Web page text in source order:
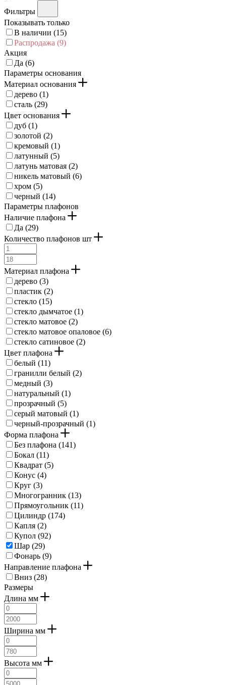
Фильтры
Показывать только
В наличии (15)
Распродажа (9)
Акция
Да (6)
Параметры основания
Материал основания
дерево (1)
сталь (29)
Цвет основания
дуб (1)
золотой (2)
кремовый (1)
латунный (5)
латунь матовая (2)
никель матовый (6)
хром (5)
черный (14)
Параметры плафонов
Наличие плафона
Да (29)
Количество плафонов шт
Материал плафона
дерево (3)
пластик (2)
стекло (15)
стекло дымчатое (1)
стекло матовое (2)
стекло матовое опаловое (6)
стекло сатиновое (2)
Цвет плафона
белый (11)
гранилли белый (2)
медный (3)
натуральный (1)
прозрачный (5)
серый матовый (1)
черный-прозрачный (1)
Форма плафона
Без плафона (141)
Бокал (11)
Квадрат (5)
Конус (4)
Круг (3)
Многогранник (13)
Прямоугольник (11)
Цилиндр (174)
Капля (2)
Купол (92)
Шар (29)
Фонарь (9)
Направление плафона
Вниз (28)
Размеры
Длина мм
Ширина мм
Высота мм